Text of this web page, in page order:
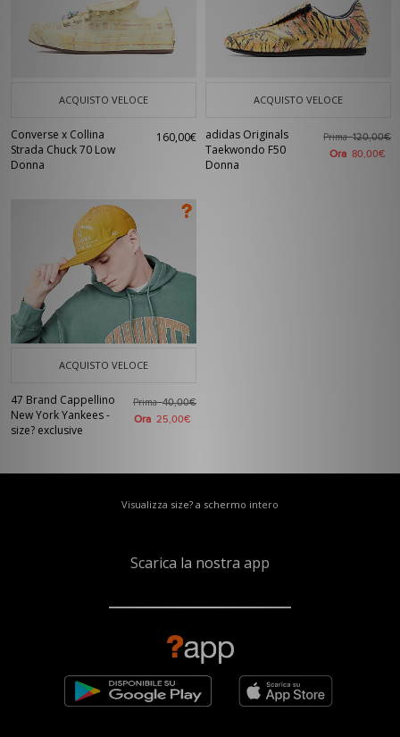
ACQUISTO VELOCE
Converse x Collina
Strada Chuck 70 Low
Donna
160,00€
ACQUISTO VELOCE
adidas Originals
Taekwondo F50
Donna
Prima120,00€
Ora 80,00€
ACQUISTO VELOCE
47 Brand Cappellino
New York Yankees -
size? exclusive
Prima40,00€
Ora 25,00€
Visualizza size? a schermo intero
Scarica la nostra app